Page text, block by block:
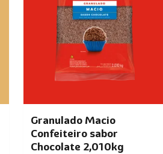
Granulado Macio
Confeiteiro sabor
Chocolate 2,010kg